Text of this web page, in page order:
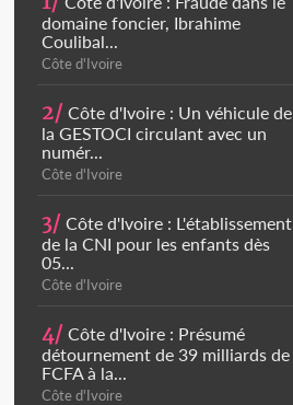
domaine foncier, Ibrahime
Coulibal...
Côte d'Ivoire
2/ Côte d'Ivoire : Un véhicule de
la GESTOCI circulant avec un
numér...
Côte d'Ivoire
3/ Côte d'Ivoire : L'établissement
de la CNI pour les enfants dès
05...
Côte d'Ivoire
4/ Côte d'Ivoire : Présumé
détournement de 39 milliards de
FCFA à la...
Côte d'Ivoire